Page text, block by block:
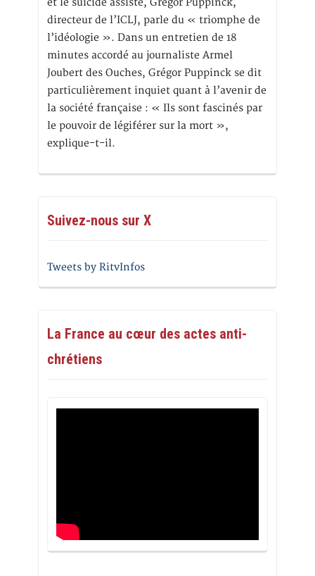
et le suicide assisté, Gregor Puppinck,
directeur de l’ICLJ, parle du « triomphe de
l’idéologie ». Dans un entretien de 18
minutes accordé au journaliste Armel
Joubert des Ouches, Grégor Puppinck se dit
particulièrement inquiet quant à l’avenir de
la société française : « Ils sont fascinés par
le pouvoir de légiférer sur la mort »,
explique-t-il.
Suivez-nous sur X
Tweets by RitvInfos
La France au cœur des actes anti-
chrétiens